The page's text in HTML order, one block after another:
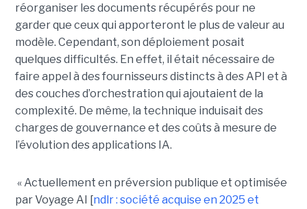
réorganiser les documents récupérés pour ne
garder que ceux qui apporteront le plus de valeur au
modèle. Cependant, son déploiement posait
quelques difficultés. En effet, il était nécessaire de
faire appel à des fournisseurs distincts à des API et à
des couches d’orchestration qui ajoutaient de la
complexité. De même, la technique induisait des
charges de gouvernance et des coûts à mesure de
l’évolution des applications IA.
« Actuellement en préversion publique et optimisée
par Voyage AI [ndlr : société acquise en 2025 et